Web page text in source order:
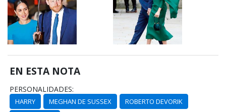
EN ESTA NOTA
PERSONALIDADES:
HARRY MEGHAN DE SUSSEX
ROBERTO DEVORIK